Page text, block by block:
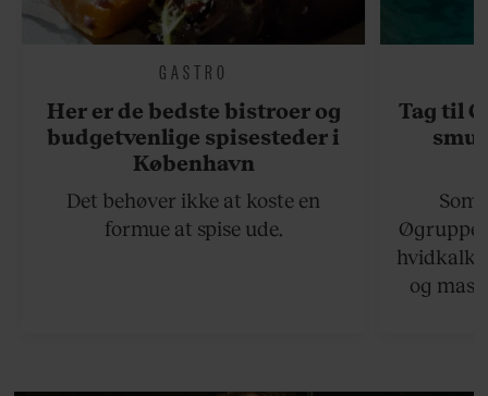
GASTRO
Her er de bedste bistroer og
budgetvenlige spisesteder i
København
Det behøver ikke at koste en
formue at spise ude.
Tag til
og